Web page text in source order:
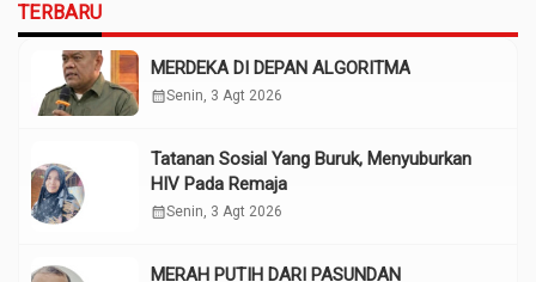
TERBARU
MERDEKA DI DEPAN ALGORITMA
calendar_monthSenin, 3 Agt 2026
Tatanan Sosial Yang Buruk, Menyuburkan
HIV Pada Remaja
calendar_monthSenin, 3 Agt 2026
MERAH PUTIH DARI PASUNDAN